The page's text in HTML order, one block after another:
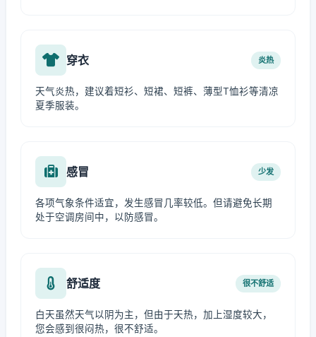
穿衣 炎热
天气炎热，建议着短衫、短裙、短裤、薄型T恤衫等清凉
夏季服装。
感冒 少发
各项气象条件适宜，发生感冒几率较低。但请避免长期
处于空调房间中，以防感冒。
舒适度 很不舒适
白天虽然天气以阴为主，但由于天热，加上湿度较大，
您会感到很闷热，很不舒适。